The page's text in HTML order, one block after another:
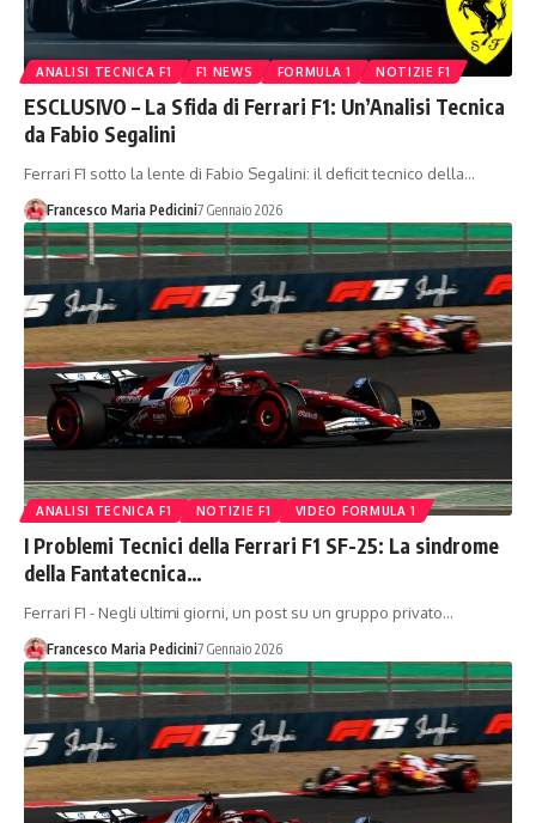
ANALISI TECNICA F1 F1 NEWS FORMULA 1 NOTIZIE F1
ESCLUSIVO – La Sfida di Ferrari F1: Un’Analisi Tecnica
da Fabio Segalini
Ferrari F1 sotto la lente di Fabio Segalini: il deficit tecnico della…
Francesco Maria Pedicini7 Gennaio 2026
ANALISI TECNICA F1 NOTIZIE F1 VIDEO FORMULA 1
I Problemi Tecnici della Ferrari F1 SF-25: La sindrome
della Fantatecnica…
Ferrari F1 - Negli ultimi giorni, un post su un gruppo privato…
Francesco Maria Pedicini7 Gennaio 2026